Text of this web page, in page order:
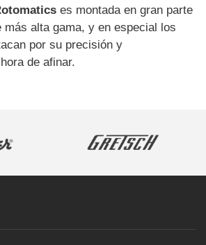
es montada en gran parte
más alta gama, y en especial los
por su precisión y
de afinar.